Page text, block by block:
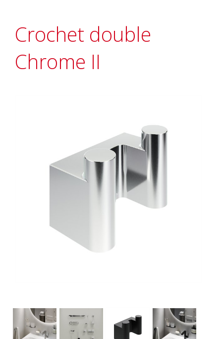
Crochet double
Chrome II